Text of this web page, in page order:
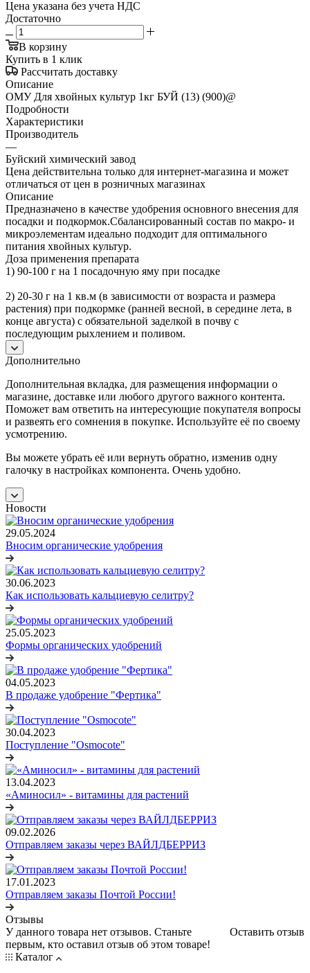
Цена указана без учета НДС
Достаточно
В корзину
Купить в 1 клик
Рассчитать доставку
Описание
ОМУ Для хвойных культур 1кг БУЙ (13) (900)@
Подробности
Характеристики
Производитель
—
Буйский химический завод
Цена действительна только для интернет-магазина и может
отличаться от цен в розничных магазинах
Описание
Предназначено в качестве удобрения основного внесения для
посадки и подкормок.Сбалансированный состав по макро- и
микроэлементам идеально подходит для оптимального
питания хвойных культур.
Доза применения препарата
1) 90-100 г на 1 посадочную яму при посадке
2) 20-30 г на 1 кв.м (в зависимости от возраста и размера
растения) при подкормке (ранней весной, в середине лета, в
конце августа) с обязательной заделкой в почву с
последующим рыхлением и поливом.
Дополнительно
Дополнительная вкладка, для размещения информации о
магазине, доставке или любого другого важного контента.
Поможет вам ответить на интересующие покупателя вопросы
и развеять его сомнения в покупке. Используйте её по своему
усмотрению.
Вы можете убрать её или вернуть обратно, изменив одну
галочку в настройках компонента. Очень удобно.
Новости
29.05.2024
Вносим органические удобрения
30.06.2023
Как использовать кальциевую селитру?
25.05.2023
Формы органических удобрений
04.05.2023
В продаже удобрение "Фертика"
30.04.2023
Поступление "Osmocote"
13.04.2023
«Аминосил» - витамины для растений
09.02.2026
Отправляем заказы через ВАЙЛДБЕРРИЗ
17.01.2023
Отправляем заказы Почтой России!
Отзывы
Оставить отзыв
У данного товара нет отзывов. Станьте
первым, кто оставил отзыв об этом товаре!
Каталог